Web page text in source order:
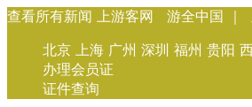
查看所有新闻 上游客网 游全中国 ｜
北京 上海 广州 深圳 福州 贵阳
办理会员证
证件查询